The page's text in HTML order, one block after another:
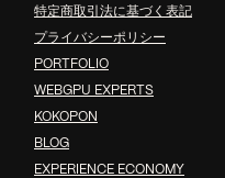
特定商取引法に基づく表記
プライバシーポリシー
PORTFOLIO
WEBGPU EXPERTS
KOKOPON
BLOG
EXPERIENCE ECONOMY